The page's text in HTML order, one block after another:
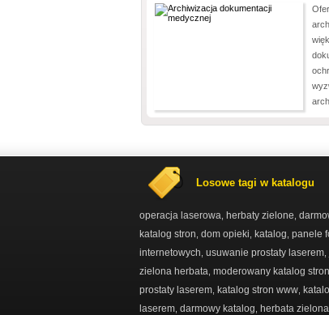
Losowe tagi w katalogu
operacja laserowa herbaty zielone
katalog stron dom opieki katalog panele
internetowych usuwanie prostaty laserem
zielona herbata moderowany katalog stron
prostaty laserem katalog stron www
laserem darmowy katalog herbata zielona